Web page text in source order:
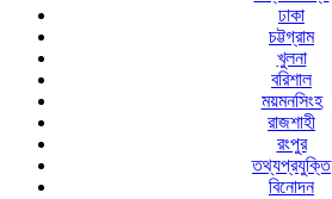
ঢাকা
চট্টগ্রাম
খুলনা
বরিশাল
ময়মনসিংহ
রাজশাহী
রংপুর
তথ্যপ্রযুক্তি
বিনোদন